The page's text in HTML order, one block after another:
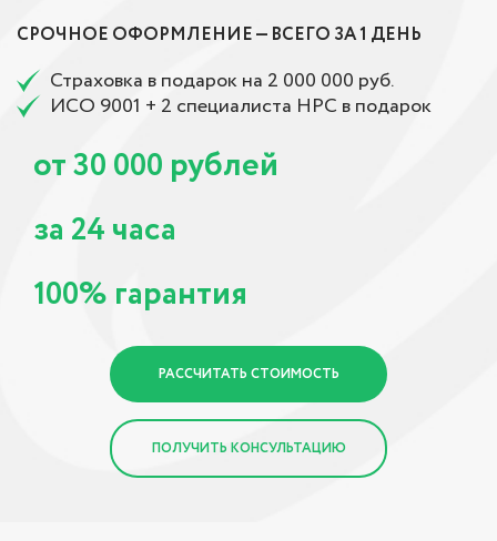
СРОЧНОЕ ОФОРМЛЕНИЕ — ВСЕГО ЗА 1 ДЕНЬ
Страховка в подарок на 2 000 000 руб.
ИСО 9001 + 2 специалиста НРС в подарок
от30 000 рублей
за 24часа
100% гарантия
РАССЧИТАТЬ СТОИМОСТЬ
ПОЛУЧИТЬ КОНСУЛЬТАЦИЮ